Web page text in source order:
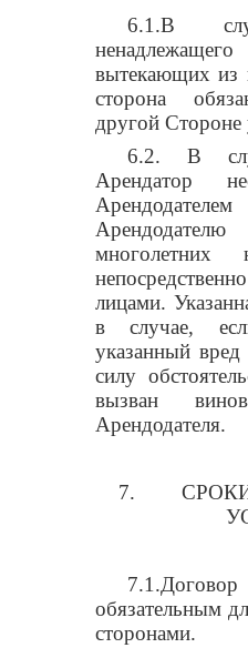
6.1.В
вытекающих из
сторона
другой
6.2. В
Арендатор
многолетних
лицами.
в случае,
указанный
силу
вызван
Арендодателя.
7.1.Договор
обязательным
сторонами.